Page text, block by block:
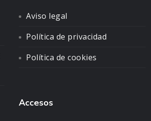
Aviso legal
Política de privacidad
Política de cookies
Accesos